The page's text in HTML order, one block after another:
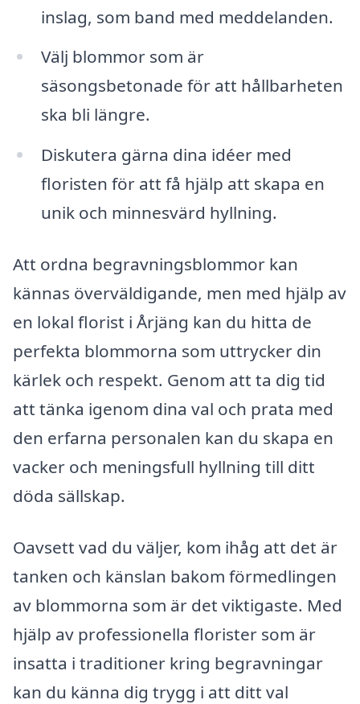
inslag, som band med meddelanden.
Välj blommor som är
säsongsbetonade för att hållbarheten
ska bli längre.
Diskutera gärna dina idéer med
floristen för att få hjälp att skapa en
unik och minnesvärd hyllning.
Att ordna begravningsblommor kan
kännas överväldigande, men med hjälp av
en lokal florist i Årjäng kan du hitta de
perfekta blommorna som uttrycker din
kärlek och respekt. Genom att ta dig tid
att tänka igenom dina val och prata med
den erfarna personalen kan du skapa en
vacker och meningsfull hyllning till ditt
döda sällskap.
Oavsett vad du väljer, kom ihåg att det är
tanken och känslan bakom förmedlingen
av blommorna som är det viktigaste. Med
hjälp av professionella florister som är
insatta i traditioner kring begravningar
kan du känna dig trygg i att ditt val